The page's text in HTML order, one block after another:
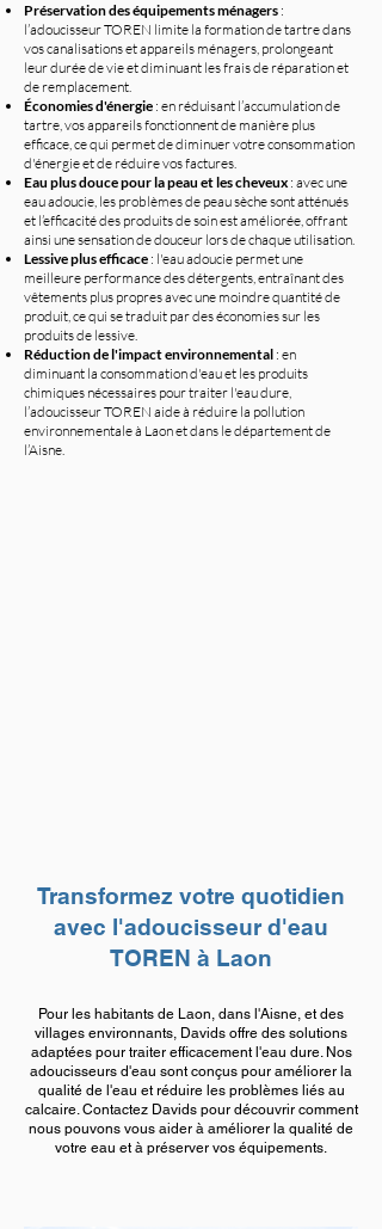
Préservation des équipements ménagers :
l’adoucisseur TOREN limite la formation de tartre dans
vos canalisations et appareils ménagers, prolongeant
leur durée de vie et diminuant les frais de réparation et
de remplacement.
Économies d'énergie : en réduisant l’accumulation de
tartre, vos appareils fonctionnent de manière plus
efficace, ce qui permet de diminuer votre consommation
d'énergie et de réduire vos factures.
Eau plus douce pour la peau et les cheveux : avec une
eau adoucie, les problèmes de peau sèche sont atténués
et l’efficacité des produits de soin est améliorée, offrant
ainsi une sensation de douceur lors de chaque utilisation.
Lessive plus efficace : l'eau adoucie permet une
meilleure performance des détergents, entraînant des
vêtements plus propres avec une moindre quantité de
produit, ce qui se traduit par des économies sur les
produits de lessive.
Réduction de l'impact environnemental : en
diminuant la consommation d'eau et les produits
chimiques nécessaires pour traiter l'eau dure,
l’adoucisseur TOREN aide à réduire la pollution
environnementale à Laon et dans le département de
l’Aisne.
Transformez votre quotidien
avec l'adoucisseur d'eau
TOREN à Laon
Pour les habitants de Laon, dans l'Aisne, et des
villages environnants, Davids offre des solutions
adaptées pour traiter efficacement l'eau dure. Nos
adoucisseurs d'eau sont conçus pour améliorer la
qualité de l'eau et réduire les problèmes liés au
calcaire. Contactez Davids pour découvrir comment
nous pouvons vous aider à améliorer la qualité de
votre eau et à préserver vos équipements.